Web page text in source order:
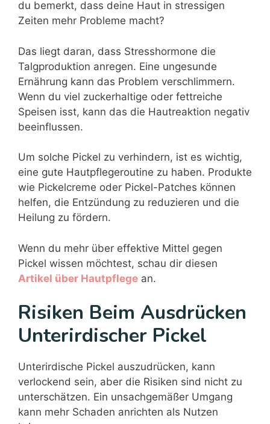
du bemerkt, dass deine Haut in stressigen
Zeiten mehr Probleme macht?
Das liegt daran, dass Stresshormone die
Talgproduktion anregen. Eine ungesunde
Ernährung kann das Problem verschlimmern.
Wenn du viel zuckerhaltige oder fettreiche
Speisen isst, kann das die Hautreaktion negativ
beeinflussen.
Um solche Pickel zu verhindern, ist es wichtig,
eine gute Hautpflegeroutine zu haben. Produkte
wie Pickelcreme oder Pickel-Patches können
helfen, die Entzündung zu reduzieren und die
Heilung zu fördern.
Wenn du mehr über effektive Mittel gegen
Pickel wissen möchtest, schau dir diesen
Artikel über Hautpflege an.
Risiken Beim Ausdrücken
Unterirdischer Pickel
Unterirdische Pickel auszudrücken, kann
verlockend sein, aber die Risiken sind nicht zu
unterschätzen. Ein unsachgemäßer Umgang
kann mehr Schaden anrichten als Nutzen